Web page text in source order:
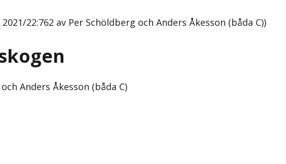
22:762 av Per Schöldberg och Anders Åkesson (båda C))
Anders Åkesson (båda C)